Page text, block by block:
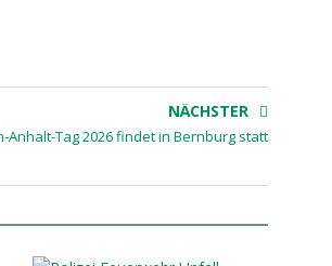
NÄCHSTER
Anhalt-Tag 2026 findet in Bernburg statt